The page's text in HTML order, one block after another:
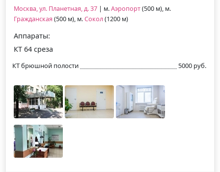
Москва, ул. Планетная, д. 37 | м.Аэропорт(500 м), м.
Гражданская (500 м), м.Сокол(1200 м)
Аппараты:
КТ 64 среза
КТ брюшной полости 5000 руб.